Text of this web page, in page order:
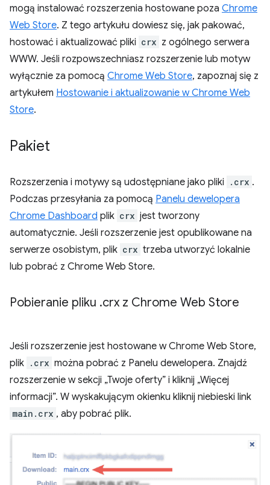
mogą instalować rozszerzenia hostowane poza Chrome
Web Store. Z tego artykułu dowiesz się, jak pakować,
hostować i aktualizować pliki crx z ogólnego serwera
WWW. Jeśli rozpowszechniasz rozszerzenie lub motyw
wyłącznie za pomocą Chrome Web Store, zapoznaj się z
artykułem Hostowanie i aktualizowanie w Chrome Web
Store.
Pakiet
Rozszerzenia i motywy są udostępniane jako pliki .crx .
Podczas przesyłania za pomocą Panelu dewelopera
Chrome Dashboard plik crx jest tworzony
automatycznie. Jeśli rozszerzenie jest opublikowane na
serwerze osobistym, plik crx trzeba utworzyć lokalnie
lub pobrać z Chrome Web Store.
Pobieranie pliku .crx z Chrome Web Store
Jeśli rozszerzenie jest hostowane w Chrome Web Store,
plik .crx można pobrać z Panelu dewelopera. Znajdź
rozszerzenie w sekcji „Twoje oferty” i kliknij „Więcej
informacji”. W wyskakującym okienku kliknij niebieski link
main.crx , aby pobrać plik.